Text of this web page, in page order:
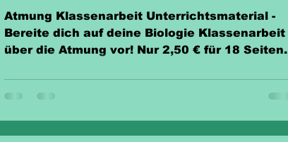
Atmung Klassenarbeit Unterrichtsmaterial -
Bereite dich auf deine Biologie Klassenarbeit
über die Atmung vor! Nur 2,50 € für 18 Seiten.